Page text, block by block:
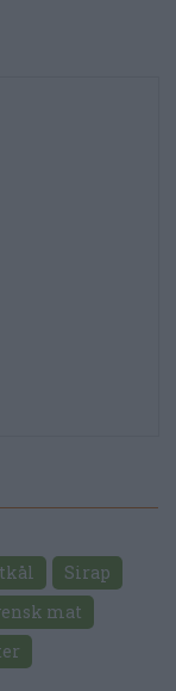
Sirap
mat